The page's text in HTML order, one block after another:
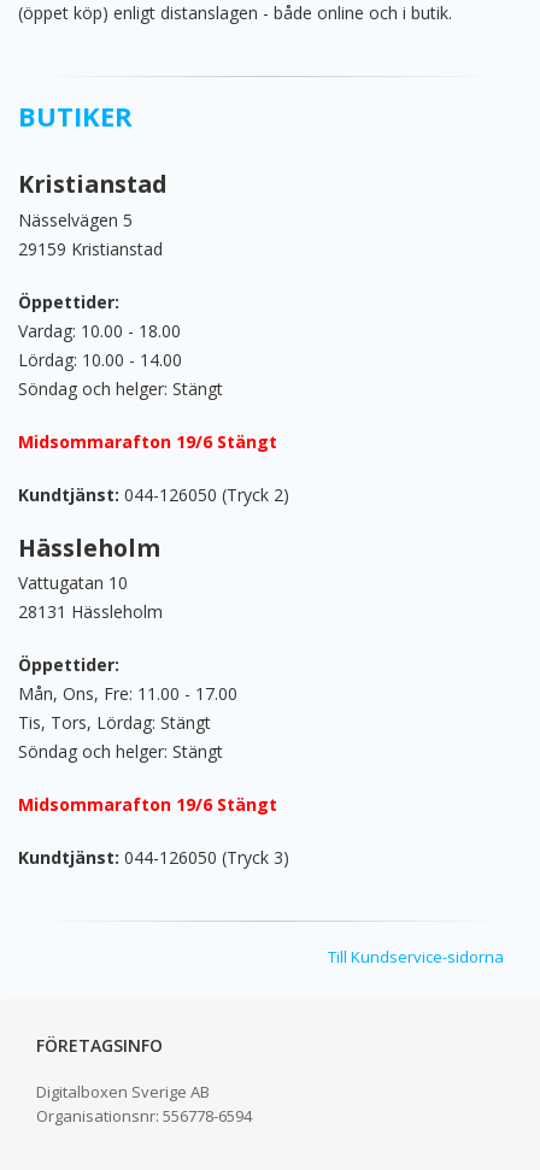
(öppet köp) enligt distanslagen - både online och i butik.
BUTIKER
Kristianstad
Nässelvägen 5
29159 Kristianstad
Öppettider:
Vardag: 10.00 - 18.00
Lördag: 10.00 - 14.00
Söndag och helger: Stängt
Midsommarafton 19/6 Stängt
Kundtjänst: 044-126050 (Tryck 2)
Hässleholm
Vattugatan 10
28131 Hässleholm
Öppettider:
Mån, Ons, Fre: 11.00 - 17.00
Tis, Tors, Lördag: Stängt
Söndag och helger: Stängt
Midsommarafton 19/6 Stängt
Kundtjänst: 044-126050 (Tryck 3)
Till Kundservice-sidorna
FÖRETAGSINFO
Digitalboxen Sverige AB
Organisationsnr: 556778-6594